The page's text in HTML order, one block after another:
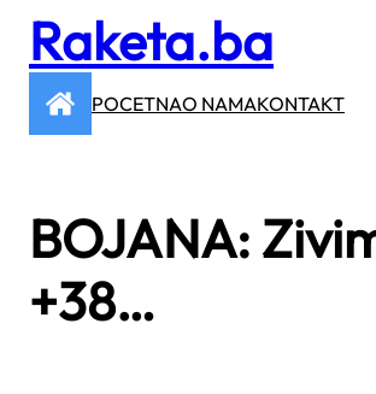
SkipRaketa.ba
POCETNAO NAMAKONTAKT
BOJANA:
+38…